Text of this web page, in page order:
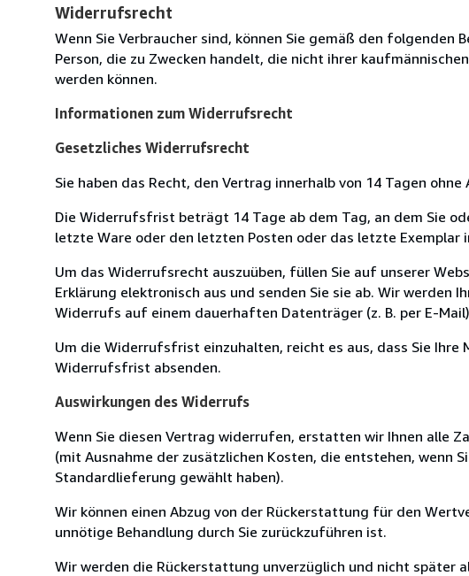
Widerrufsrecht
Wenn Sie Verbraucher sind, können Sie gemäß den
Person, die zu Zwecken handelt, die nicht ihrer
werden können.
Informationen zum Widerrufsrecht
Gesetzliches Widerrufsrecht
Sie haben das Recht, den Vertrag innerhalb von 14 Tagen
Die Widerrufsfrist beträgt 14 Tage ab dem Tag, an dem Sie
letzte Ware oder den letzten Posten oder das letzte Exemplar
Um das Widerrufsrecht auszuüben, füllen Sie auf unserer
Erklärung elektronisch aus und senden Sie sie ab. Wir werden
Widerrufs auf einem dauerhaften Datenträger (z. B. per E-
Um die Widerrufsfrist einzuhalten, reicht es aus, dass Sie
Widerrufsfrist absenden.
Auswirkungen des Widerrufs
Wenn Sie diesen Vertrag widerrufen, erstatten wir Ihnen alle
(mit Ausnahme der zusätzlichen Kosten, die entstehen, wenn
Standardlieferung gewählt haben).
Wir können einen Abzug von der Rückerstattung für den
unnötige Behandlung durch Sie zurückzuführen ist.
Wir werden die Rückerstattung unverzüglich und nicht später